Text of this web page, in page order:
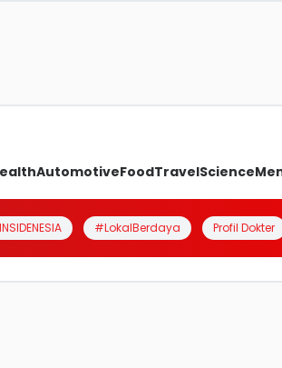
AutomotiveFoodTravelScience
INSIDENESIA #LokalBerdaya Profil Dokter